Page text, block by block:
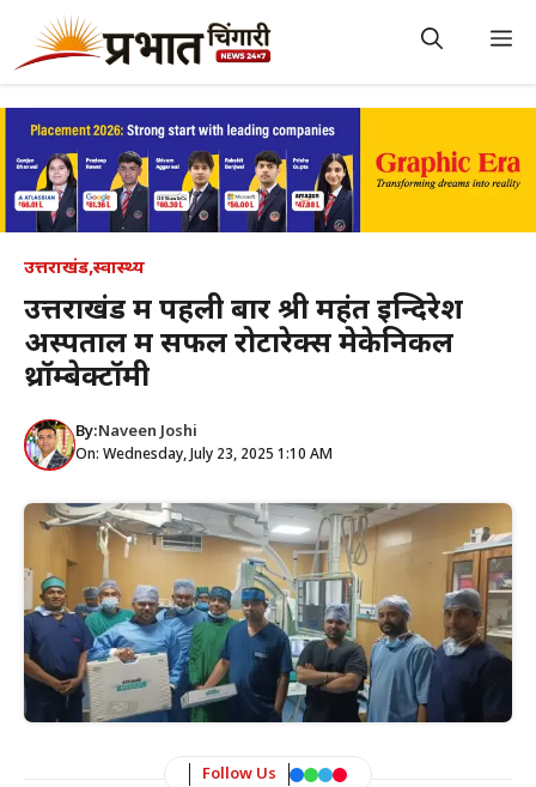
content
उत्तराखंड,स्वास्थ्य
उत्तराखंड में पहली बार श्री महंत इन्दिरेश
अस्पताल में सफल रोटारेक्स मेकेनिकल
थ्रॉम्बेक्टॉमी
By:Naveen Joshi
On: Wednesday, July 23, 2025 1:10 AM
Follow Us